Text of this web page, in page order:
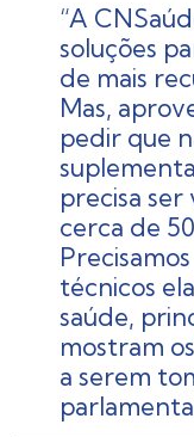
“A
soluções
de mais
Mas,
pedir que
precisa
cerca de
técnicos
saúde,
mostram
a serem